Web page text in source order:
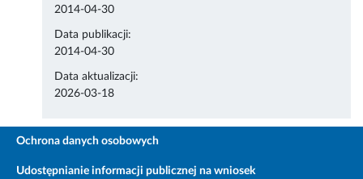
2014-04-30
Data publikacji:
2014-04-30
Data aktualizacji:
2026-03-18
Ochrona danych osobowych
Udostępnianie informacji publicznej na wniosek